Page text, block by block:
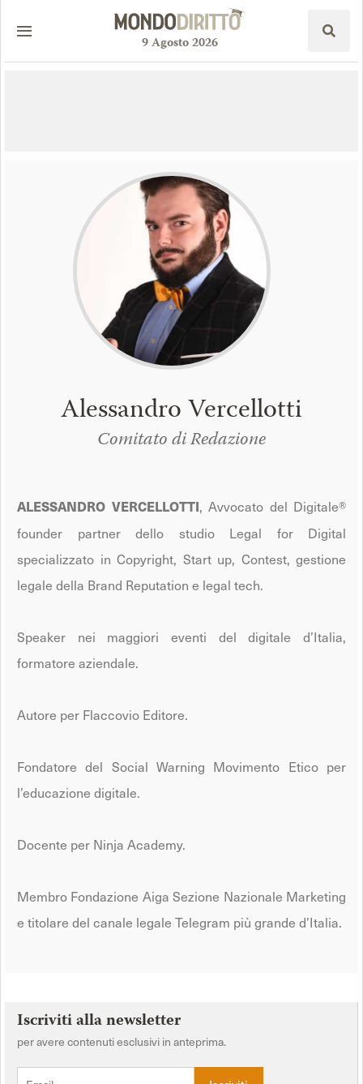
9Agosto2026
Alessandro Vercellotti
Comitato di Redazione
ALESSANDRO VERCELLOTTI, Avvocato del Digitale®
founder partner dello studio Legal for Digital
specializzato in Copyright, Start up, Contest, gestione
legale della Brand Reputation e legal tech.
Speaker nei maggiori eventi del digitale d’Italia,
formatore aziendale.
Autore per Flaccovio Editore.
Fondatore del Social Warning Movimento Etico per
l’educazione digitale.
Docente per Ninja Academy.
Membro Fondazione Aiga Sezione Nazionale Marketing
e titolare del canale legale Telegram più grande d’Italia.
Iscriviti alla newsletter
per avere contenuti esclusivi in anteprima.